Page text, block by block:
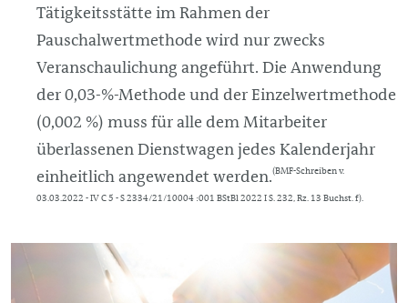
Tätigkeitsstätte im Rahmen der
Pauschalwertmethode wird nur zwecks
Veranschaulichung angeführt. Die Anwendung
der 0,03-%-Methode und der Einzelwertmethode
(0,002 %) muss für alle dem Mitarbeiter
überlassenen Dienstwagen jedes Kalenderjahr
einheitlich angewendet werden.(BMF-Schreiben v.
03.03.2022 - IV C 5 - S 2334/21/10004 :001 BStBl 2022 I S. 232, Rz. 13 Buchst. f).